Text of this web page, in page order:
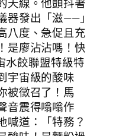
天線。他顫抖著
器發出「滋——」
八度、急促且充
是廖沾沾嗎！快
水餃聯盟特級特
宇宙級的酸味
被徵召了！馬
音震得嗡嗡作
喊道：「特務？